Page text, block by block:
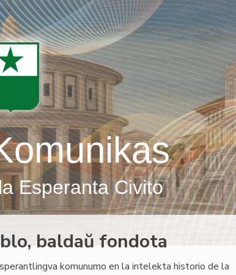
Esperanta Civito
baldaŭ fondota
komunumo en la intelekta historio de la